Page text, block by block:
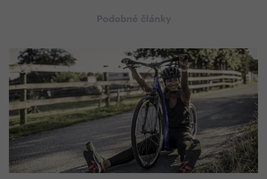
Podobné články